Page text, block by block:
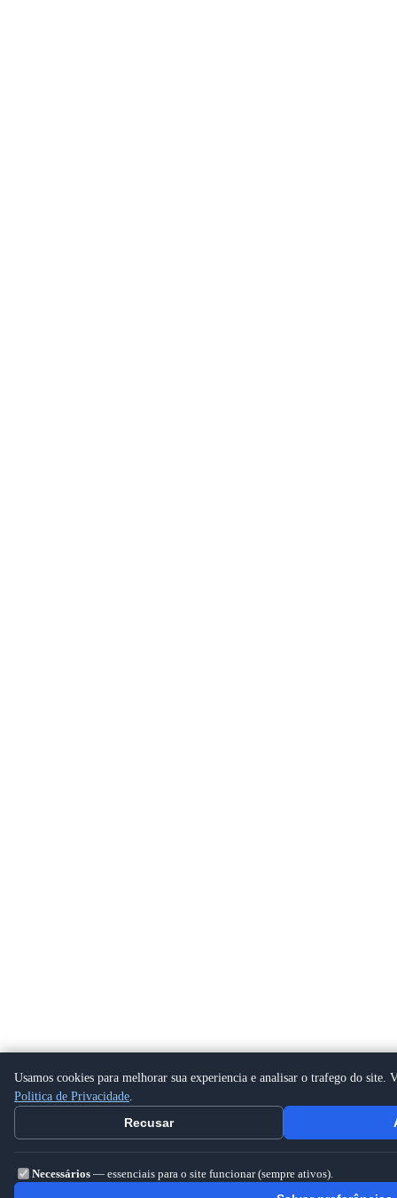
Usamos cookies para melhorar sua experiencia e analisar o trafego do site.
Politica de Privacidade.
Recusar
Necessários — essenciais para o site funcionar (sempre ativos).